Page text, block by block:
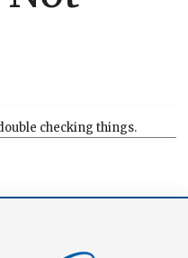
checking things.